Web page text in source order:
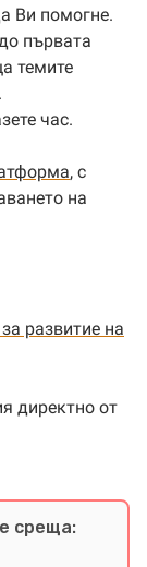
Ви помогне.
първата
темите
час.
, с
на
развитие на
директно от
среща: